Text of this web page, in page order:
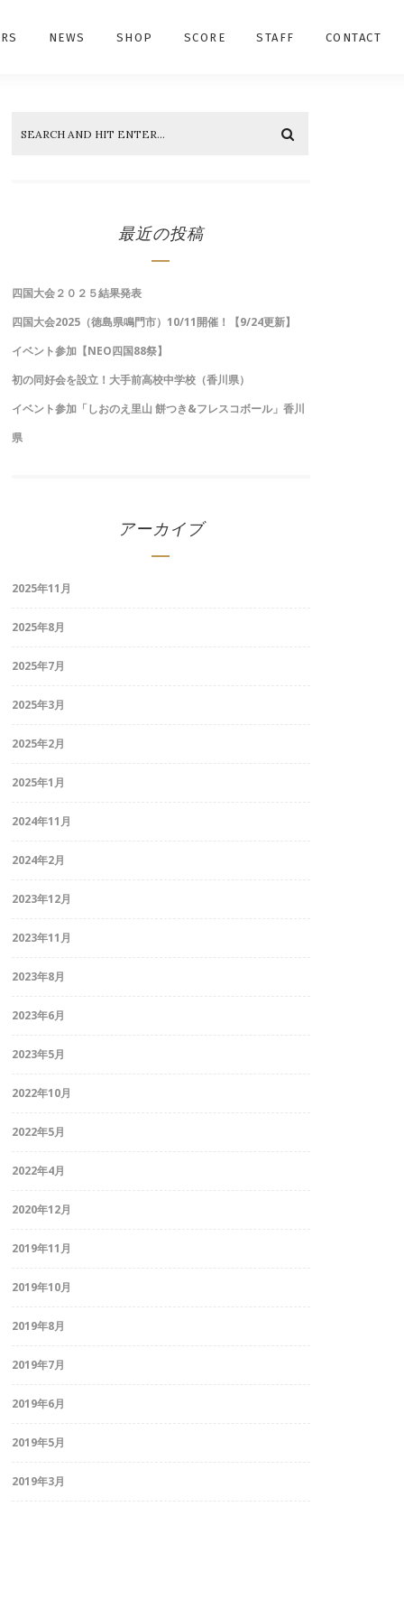
NEWS SHOP SCORE STAFF CONTACT
最近の投稿
四国大会２０２５結果発表
四国大会2025（徳島県鳴門市）10/11開催！【9/24更新】
イベント参加【NEO四国88祭】
初の同好会を設立！大手前高校中学校（香川県）
イベント参加「しおのえ里山 餅つき&フレスコボール」香川
県
アーカイブ
2025年11月
2025年8月
2025年7月
2025年3月
2025年2月
2025年1月
2024年11月
2024年2月
2023年12月
2023年11月
2023年8月
2023年6月
2023年5月
2022年10月
2022年5月
2022年4月
2020年12月
2019年11月
2019年10月
2019年8月
2019年7月
2019年6月
2019年5月
2019年3月